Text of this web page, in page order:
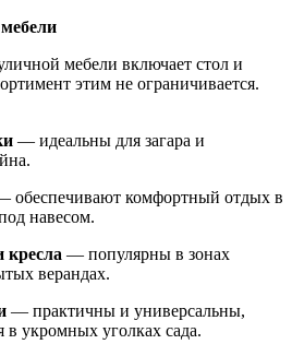
мебели включает стол и
этим не ограничивается.
— идеальны для загара и
обеспечивают комфортный отдых в
навесом.
— популярны в зонах
верандах.
— практичны и универсальны,
в укромных уголках сада.